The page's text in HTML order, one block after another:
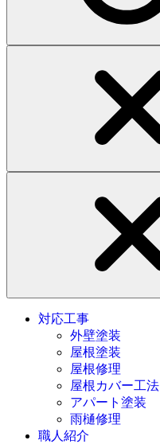
対応工事
外壁塗装
屋根塗装
屋根修理
屋根カバー工法
アパート塗装
雨樋修理
職人紹介